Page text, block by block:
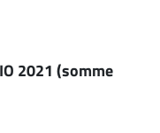
2021 (somme